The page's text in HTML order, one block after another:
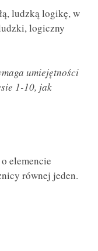
ludzką logikę, w
logiczny
umiejętności
1-10, jak
elemencie
równej jeden.